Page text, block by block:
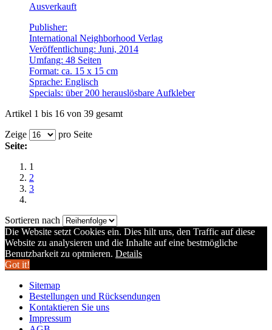
Ausverkauft
Publisher:
International Neighborhood Verlag
Veröffentlichung: Juni, 2014
Umfang: 48 Seiten
Format: ca. 15 x 15 cm
Sprache: Englisch
Specials: über 200 herauslösbare Aufkleber
Artikel 1 bis 16 von 39 gesamt
Zeige
pro Seite
Seite:
1
2
3
Sortieren nach
Die Website setzt Cookies ein. Dies hilt uns, den Traffic auf diese
Website zu analysieren und die Inhalte auf eine bestmögliche
Benutzbarkeit zu optmieren. Details
Got it!
Sitemap
Bestellungen und Rücksendungen
Kontaktieren Sie uns
Impressum